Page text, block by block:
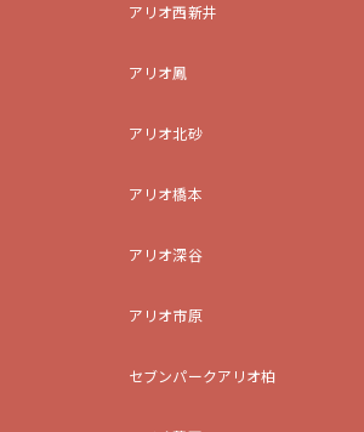
アリオ西新井
アリオ鳳
アリオ北砂
アリオ橋本
アリオ深谷
アリオ市原
セブンパークアリオ柏